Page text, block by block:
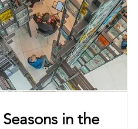
Seasons in the